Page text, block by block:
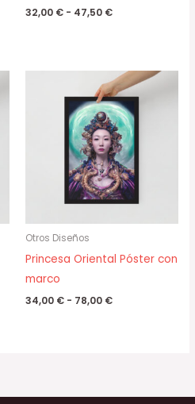
32,00 € - 47,50 €
Otros Diseños
Princesa Oriental Póster con
marco
34,00 € - 78,00 €
Rango
de
precios:
desde
34,00 €
hasta
78,00 €